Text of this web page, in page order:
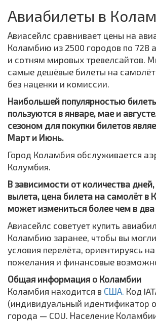
Авиабилеты в
Авиасейлс сравнивает цены на
Коламбию из 2500 городов по 728
и сотням мировых тревелсайтов.
самые дешёвые билеты на
без наценки и комиссии.
Наибольшей популярностью
пользуются в январе, мае и
сезоном для покупки билетов
Март и Июнь.
Город Коламбия обслуживается
Колумбия.
В зависимости от количества
вылета, цена билета на самолёт в
может измениться более чем в два
Авиасейлс советует купить
Коламбию заранее, чтобы вы
условия перелёта, ориентируясь
пожелания и финансовые
Общая информация о Коламбии
Коламбия находится в США. Код
(индивидуальный идентификатор
города — COU. Население